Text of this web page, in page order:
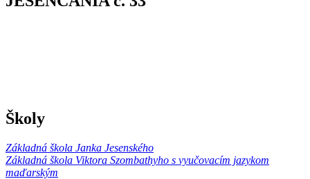
Školy
Základná škola Janka Jesenského
Základná škola Viktora Szombathyho s vyučovacím jazykom
maďarským